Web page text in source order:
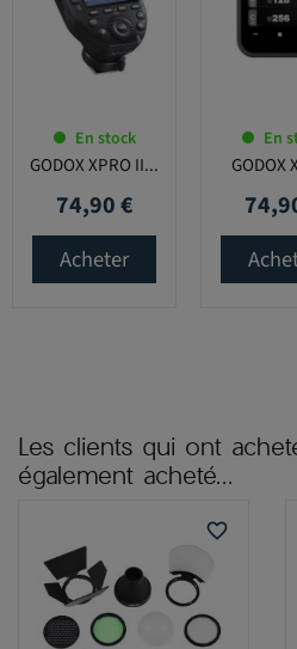
En stock
GODOX XPRO II...
Prix
74,90 €
Acheter
En
GODOX
Prix
Les clients qui ont
également acheté...
favorite_border